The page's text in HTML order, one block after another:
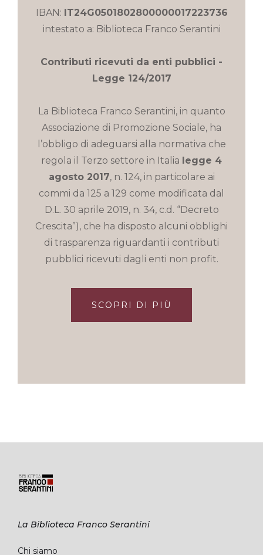
IBAN: IT24G0501802800000017223736
intestato a: Biblioteca Franco Serantini
Contributi ricevuti da enti pubblici -
Legge 124/2017
La Biblioteca Franco Serantini, in quanto
Associazione di Promozione Sociale, ha
l’obbligo di adeguarsi alla normativa che
regola il Terzo settore in Italia legge 4
agosto 2017, n. 124, in particolare ai
commi da 125 a 129 come modificata dal
D.L. 30 aprile 2019, n. 34, c.d. “Decreto
Crescita”), che ha disposto alcuni obblighi
di trasparenza riguardanti i contributi
pubblici ricevuti dagli enti non profit.
SCOPRI DI PIÙ
La Biblioteca Franco Serantini
Chi siamo